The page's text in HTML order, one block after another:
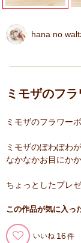
hana no
ミモザのフ
ミモザのフラワーボ
ミモザのぽわぽわ
なかなかお目にか
ちょっとしたプレ
この作品が気に入っ
いいね 16